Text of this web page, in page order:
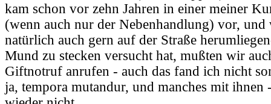
kam schon vor zehn Jahren in einer meiner
(wenn auch nur der Nebenhandlung) vor, und
natürlich auch gern auf der Straße
Mund zu stecken versucht hat, mußten wir
Giftnotruf anrufen - auch das fand ich nicht
ja, tempora mutandur, und manches mit ihnen